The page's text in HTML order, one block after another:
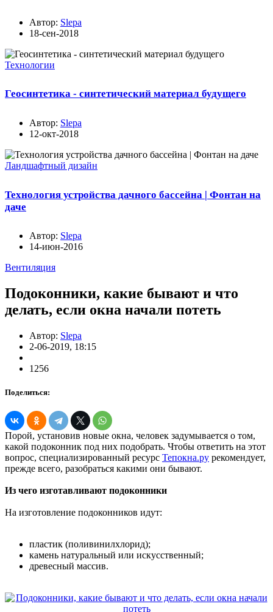
Автор: Slepa
18-сен-2018
Технологии
Геосинтетика - синтетический материал будущего
Автор: Slepa
12-окт-2018
Ландшафтный дизайн
Технология устройства дачного бассейна | Фонтан на
даче
Автор: Slepa
14-июн-2016
Вентиляция
Подоконники, какие бывают и что
делать, если окна начали потеть
Автор: Slepa
2-06-2019, 18:15
1256
Поделиться:
Порой, установив новые окна, человек задумывается о том,
какой подоконник под них подобрать. Чтобы ответить на этот
вопрос, специализированный ресурс Тепокна.ру рекомендует,
прежде всего, разобраться какими они бывают.
Из чего изготавливают подоконники
На изготовление подоконников идут:
пластик (поливинилхлорид);
камень натуральный или искусственный;
древесный массив.